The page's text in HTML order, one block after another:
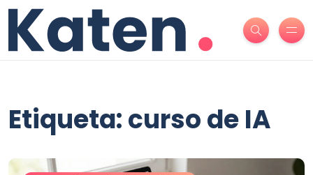
Etiqueta: curso de IA